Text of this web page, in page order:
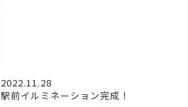
2022.11.28
駅前イルミネーション完成！